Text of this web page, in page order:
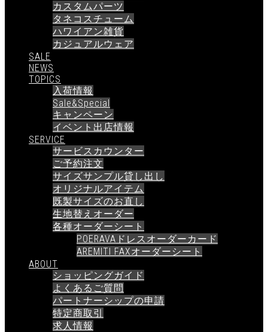
カスタムパーツ
タネコスチューム
ハワイアン雑貨
カジュアルウェア
SALE
NEWS
TOPICS
入荷情報
Sale&Special
キャンペーン
イベント出店情報
SERVICE
サービスカウンター
ご予約注文
サイズサンプル貸し出し
オリジナルアイテム
既製サイズのお直し
生地替えオーダー
各種オーダーシート
POERAVAドレスオーダーカード
AREMITI FAXオーダーシート
ABOUT
ショッピングガイド
よくあるご質問
パートナーシップの申請
特定商取引
求人情報